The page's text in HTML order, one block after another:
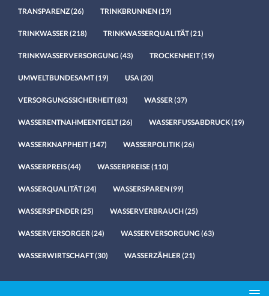
TRANSPARENZ(26) TRINKBRUNNEN(19)
TRINKWASSER (218) TRINKWASSERQUALITÄT(21)
TRINKWASSERVERSORGUNG (43) TROCKENHEIT(19)
UMWELTBUNDESAMT(19) USA (20)
VERSORGUNGSSICHERHEIT(83) WASSER (37)
WASSERENTNAHMEENTGELT(26) WASSERFUSSABDRUCK(19)
WASSERKNAPPHEIT(147) WASSERPOLITIK(26)
WASSERPREIS(44) WASSERPREISE(110)
WASSERQUALITÄT(24) WASSERSPAREN(99)
WASSERSPENDER (25) WASSERVERBRAUCH(25)
WASSERVERSORGER (24) WASSERVERSORGUNG (63)
WASSERWIRTSCHAFT(30) WASSERZÄHLER (21)